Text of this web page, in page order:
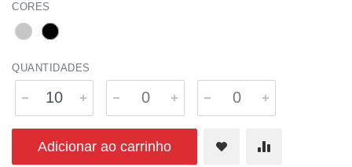
CORES
QUANTIDADES
Adicionar ao carrinho